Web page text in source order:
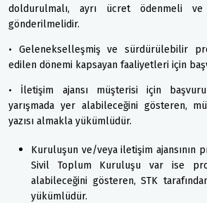
doldurulmalı, ayrı ücret ödenmeli
gönderilmelidir.
• Gelenekselleşmiş ve sürdürülebilir
edilen dönemi kapsayan faaliyetleri için
• İletişim ajansı müşterisi için
yarışmada yer alabileceğini gösteren,
yazısı almakla yükümlüdür.
Kuruluşun ve/veya iletişim ajansının
Sivil Toplum Kuruluşu var ise
alabileceğini gösteren, STK
yükümlüdür.